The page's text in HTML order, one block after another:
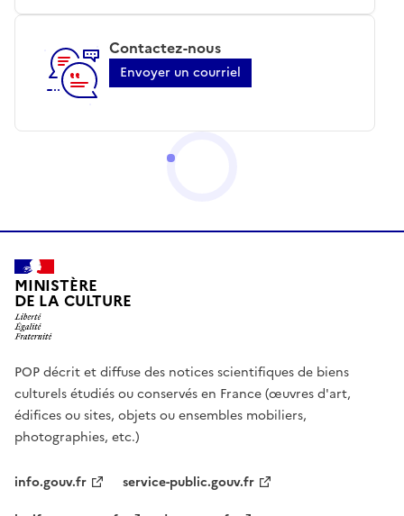
Contactez-nous
Envoyer un courriel
MINISTÈRE
DE LA CULTURE
POP décrit et diffuse des notices scientifiques de biens
culturels étudiés ou conservés en France (œuvres d'art,
édifices ou sites, objets ou ensembles mobiliers,
photographies, etc.)
info.gouv.fr
service-public.gouv.fr